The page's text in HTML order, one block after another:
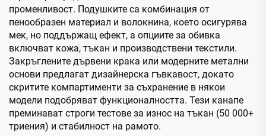
променливост. Подушките са комбинация от
пенообразен материал и волокнина, което осигурява
мек, но поддържащ ефект, а опциите за обивка
включват кожа, тъкан и производствени текстили.
Закръглените дървени крака или модерните метални
основи предлагат дизайнерска гъвкавост, докато
скритите компартименти за съхранение в някои
модели подобряват функционалността. Тези канапе
преминават строги тестове за износ на тъкан (50 000+
триения) и стабилност на рамото.